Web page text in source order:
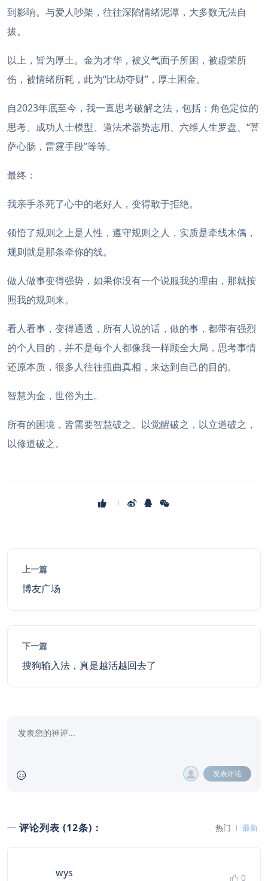
到影响。与爱人吵架，往往深陷情绪泥潭，大多数无法自
拔。
以上，皆为厚土。金为才华，被义气面子所困，被虚荣所
伤，被情绪所耗，此为“比劫夺财”，厚土困金。
自2023年底至今，我一直思考破解之法，包括：角色定位的
思考、成功人士模型、道法术器势志用、六维人生罗盘、“菩
萨心肠，雷霆手段”等等。
最终：
我亲手杀死了心中的老好人，变得敢于拒绝。
领悟了规则之上是人性，遵守规则之人，实质是牵线木偶，
规则就是那条牵你的线。
做人做事变得强势，如果你没有一个说服我的理由，那就按
照我的规则来。
看人看事，变得通透，所有人说的话，做的事，都带有强烈
的个人目的，并不是每个人都像我一样顾全大局，思考事情
还原本质，很多人往往扭曲真相，来达到自己的目的。
智慧为金，世俗为土。
所有的困境，皆需要智慧破之。以觉醒破之，以立道破之，
以修道破之。
上一篇
博友广场
下一篇
搜狗输入法，真是越活越回去了
发表评论
评论列表 (12条)： 热门 最新
0
wys